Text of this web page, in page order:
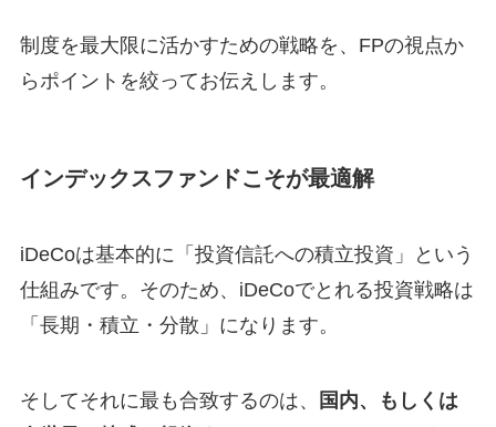
制度を最大限に活かすための戦略を、FPの視点か
らポイントを絞ってお伝えします。
インデックスファンドこそが最適解
iDeCoは基本的に「投資信託への積立投資」という
仕組みです。そのため、iDeCoでとれる投資戦略は
「長期・積立・分散」になります。
そしてそれに最も合致するのは、
国内、もしくは